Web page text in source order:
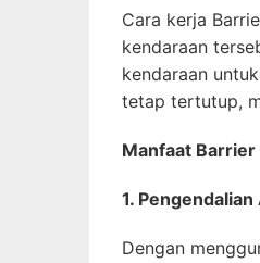
Cara kerja
kendaraan
kendaraan
tetap tertutup,
Manfaat Barrier
1.
Dengan